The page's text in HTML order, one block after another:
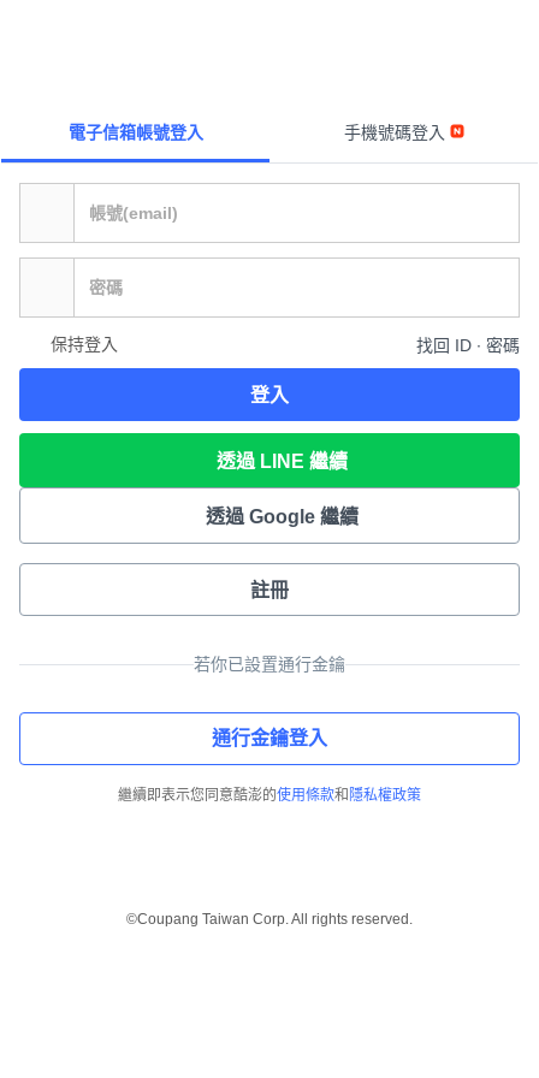
電子信箱帳號登入 手機號碼登入
保持登入 找回 ID ∙ 密碼
登入
透過 LINE 繼續
透過 Google 繼續
註冊
若你已設置通行金鑰
通行金鑰登入
繼續即表示您同意酷澎的使用條款和 隱私權政策
©Coupang Taiwan Corp. All rights reserved.